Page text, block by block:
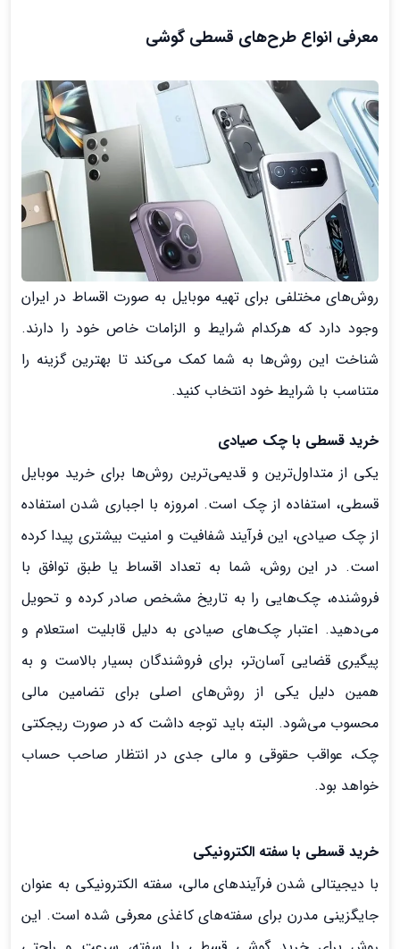
معرفی انواع طرح‌های قسطی گوشی
روش‌های مختلفی برای تهیه موبایل به صورت اقساط در ایران
وجود دارد که هرکدام شرایط و الزامات خاص خود را دارند.
شناخت این روش‌ها به شما کمک می‌کند تا بهترین گزینه را
متناسب با شرایط خود انتخاب کنید.
خرید قسطی با چک صیادی
یکی از متداول‌ترین و قدیمی‌ترین روش‌ها برای خرید موبایل
قسطی، استفاده از چک است. امروزه با اجباری شدن استفاده
از چک صیادی، این فرآیند شفافیت و امنیت بیشتری پیدا کرده
است. در این روش، شما به تعداد اقساط یا طبق توافق با
فروشنده، چک‌هایی را به تاریخ مشخص صادر کرده و تحویل
می‌دهید. اعتبار چک‌های صیادی به دلیل قابلیت استعلام و
پیگیری قضایی آسان‌تر، برای فروشندگان بسیار بالاست و به
همین دلیل یکی از روش‌های اصلی برای تضامین مالی
محسوب می‌شود. البته باید توجه داشت که در صورت ریجکتی
چک، عواقب حقوقی و مالی جدی در انتظار صاحب حساب
خواهد بود.
خرید قسطی با سفته الکترونیکی
با دیجیتالی شدن فرآیندهای مالی، سفته الکترونیکی به عنوان
جایگزینی مدرن برای سفته‌های کاغذی معرفی شده است. این